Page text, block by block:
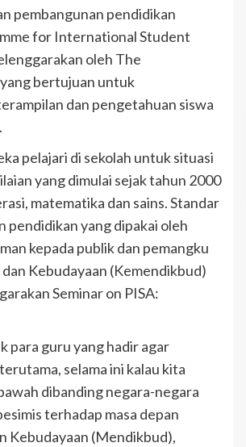
pembangunan pendidikan
for International Student
oleh The
bertujuan untuk
dan pengetahuan siswa
pelajari di sekolah untuk situasi
yang dimulai sejak tahun 2000
matematika dan sains. Standar
pendidikan yang dipakai oleh
kepada publik dan pemangku
Kebudayaan (Kemendikbud)
Seminar on PISA:
para guru yang hadir agar
selama ini kalau kita
dibanding negara-negara
terhadap masa depan
Kebudayaan (Mendikbud),